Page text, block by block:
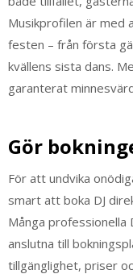
Musikprofilen är med
festen – från första
kvällens sista dans.
garanterat
Gör
För att undvika
smart att boka DJ
Många professionella
anslutna till
tillgänglighet, priser